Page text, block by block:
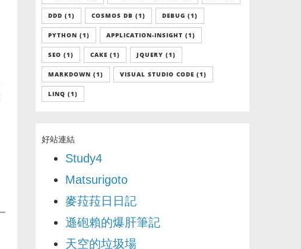
DDD (1) COSMOS DB (1) DEBUG (1)
PYTHON (1) APPLICATION-INSIGHT (1)
SEO (1) CAKE (1) JQUERY (1)
MARKDOWN (1) VISUAL STUDIO CODE (1)
LINQ (1)
好站連結
Study4
Matsurigoto
麥菈菈日日記
遜砲賴的爆肝筆記
天空的垃圾場